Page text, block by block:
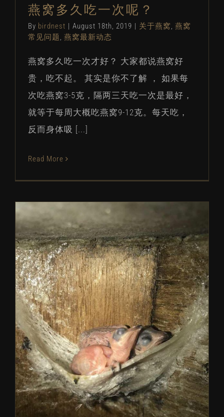
燕窝多久吃一次呢？
By birdnest | August 18th, 2019 | 关于燕窝 燕窝
常见问题 燕窝最新动态
燕窝多久吃一次才好？ 大家都说燕窝好
贵，吃不起。 其实是你不了解 ， 如果每
次吃燕窝3-5克，隔两三天吃一次是最好，
就等于每周大概吃燕窝9-12克。每天吃，
反而身体吸 [...]
Read More
全世界有多少燕子种类 ？
关于燕窝 燕窝常见问题